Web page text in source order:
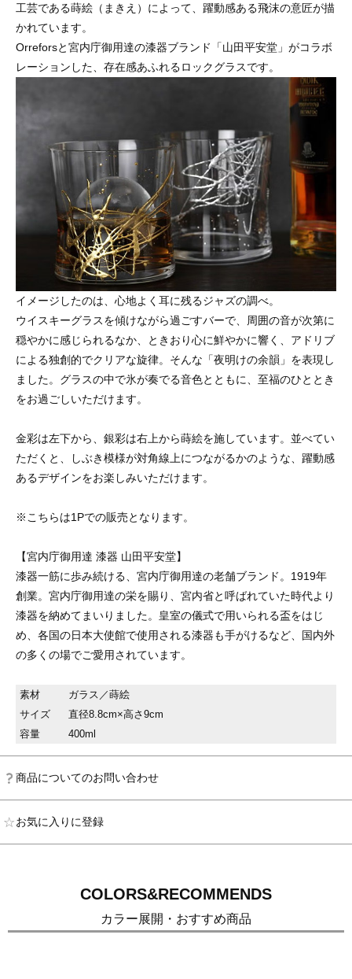
工芸である蒔絵（まきえ）によって、躍動感ある飛沫の意匠が描
かれています。
Orreforsと宮内庁御用達の漆器ブランド「山田平安堂」がコラボ
レーションした、存在感あふれるロックグラスです。
イメージしたのは、心地よく耳に残るジャズの調べ。
ウイスキーグラスを傾けながら過ごすバーで、周囲の音が次第に
穏やかに感じられるなか、ときおり心に鮮やかに響く、アドリブ
による独創的でクリアな旋律。そんな「夜明けの余韻」を表現し
ました。グラスの中で氷が奏でる音色とともに、至福のひととき
をお過ごしいただけます。
金彩は左下から、銀彩は右上から蒔絵を施しています。並べてい
ただくと、しぶき模様が対角線上につながるかのような、躍動感
あるデザインをお楽しみいただけます。
※こちらは1Pでの販売となります。
【宮内庁御用達 漆器 山田平安堂】
漆器一筋に歩み続ける、宮内庁御用達の老舗ブランド。1919年
創業。宮内庁御用達の栄を賜り、宮内省と呼ばれていた時代より
漆器を納めてまいりました。皇室の儀式で用いられる盃をはじ
め、各国の日本大使館で使用される漆器も手がけるなど、国内外
の多くの場でご愛用されています。
素材
ガラス／蒔絵
サイズ
直径8.8cm×高さ9cm
容量
400ml
商品についてのお問い合わせ
お気に入りに登録
COLORS&RECOMMENDS
カラー展開・おすすめ商品